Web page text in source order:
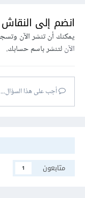
انضم إلى النقاش
يمكنك أن تنشر الآن
الآنلتنشر باسم حسابك.
أجب على هذا السؤال...
متابعون
1